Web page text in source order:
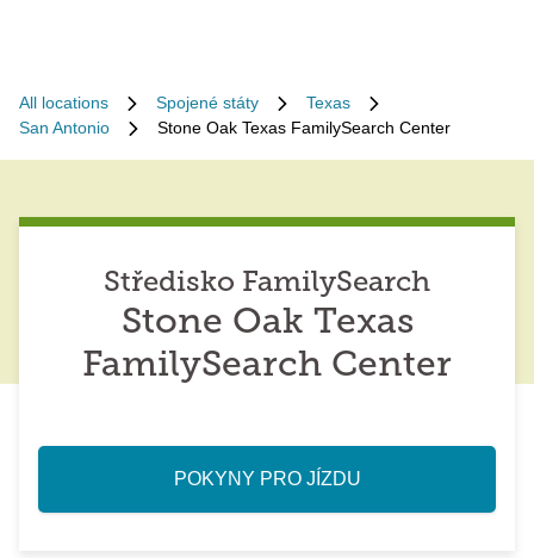
All locations Spojené státy
Texas
San Antonio
Stone Oak Texas FamilySearch Center
Středisko FamilySearch
Stone Oak Texas
FamilySearch Center
POKYNY PRO JÍZDU